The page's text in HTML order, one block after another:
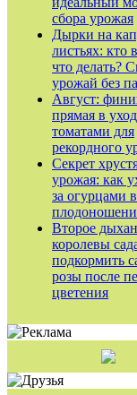
сбора урожая
Дырки на
листьях: кто
что делать?
урожай без
Август:
прямая в
томатами для
рекордного
Секрет
урожая: как
за огурцами
Второе
королевы
подкормить
розы после
цветения